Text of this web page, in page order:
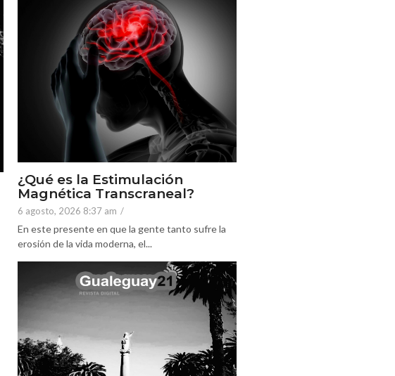
¿Qué es la Estimulación
Magnética Transcraneal?
6 agosto, 2026 8:37 am /
En este presente en que la gente tanto sufre la
erosión de la vida moderna, el...